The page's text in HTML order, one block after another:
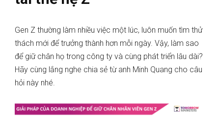
Gen Z thường làm nhiều việc một lúc, luôn muốn tìm thử
thách mới để trưởng thành hơn mỗi ngày. Vậy, làm sao
để giữ chân họ trong công ty và cùng phát triển lâu dài?
Hãy cùng lắng nghe chia sẻ từ anh Minh Quang cho câu
hỏi này nhé.